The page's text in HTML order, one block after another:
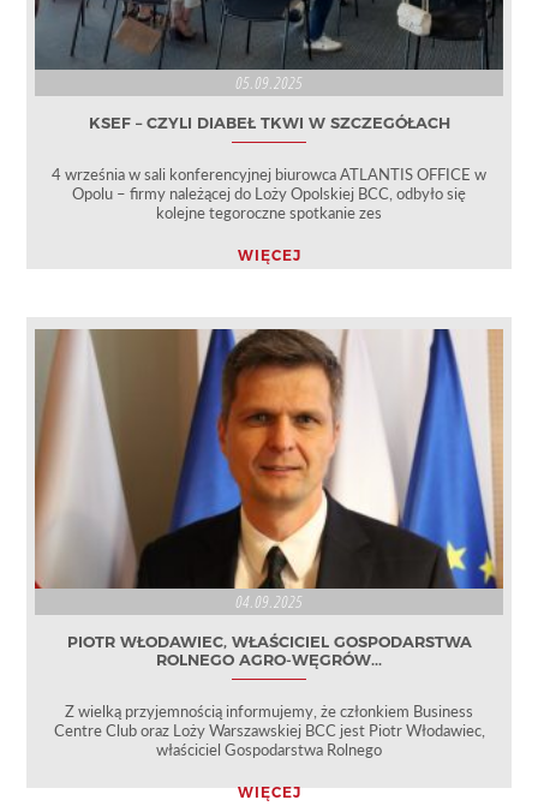
05.09.2025
KSEF – CZYLI DIABEŁ TKWI W SZCZEGÓŁACH
4 września w sali konferencyjnej biurowca ATLANTIS OFFICE w
Opolu – firmy należącej do Loży Opolskiej BCC, odbyło się
kolejne tegoroczne spotkanie zes
WIĘCEJ
04.09.2025
PIOTR WŁODAWIEC, WŁAŚCICIEL GOSPODARSTWA
ROLNEGO AGRO-WĘGRÓW...
Z wielką przyjemnością informujemy, że członkiem Business
Centre Club oraz Loży Warszawskiej BCC jest Piotr Włodawiec,
właściciel Gospodarstwa Rolnego
WIĘCEJ